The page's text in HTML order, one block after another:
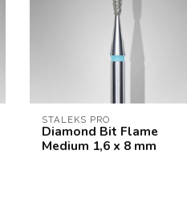
STALEKS PRO
Diamond Bit Flame
Medium 1,6 x 8 mm